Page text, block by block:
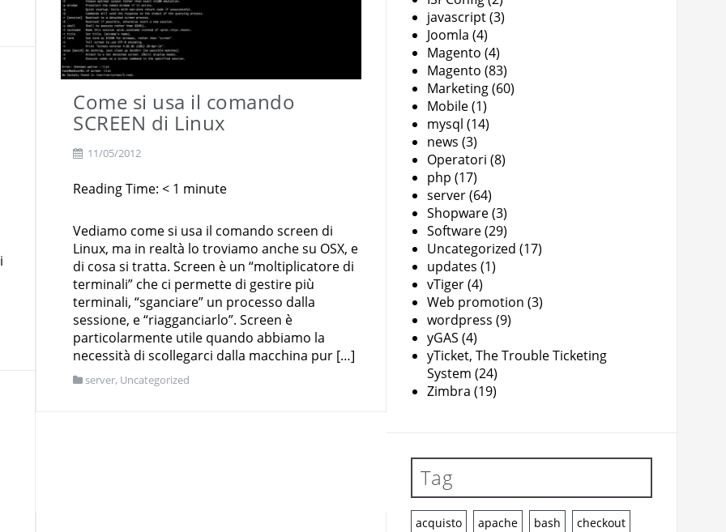
Come si usa il comando
SCREEN di Linux
11/05/2012
Reading Time: < 1 minute
Vediamo come si usa il comando screen di
Linux, ma in realtà lo troviamo anche su OSX, e
di cosa si tratta. Screen è un “moltiplicatore di
terminali” che ci permette di gestire più
terminali, “sganciare” un processo dalla
sessione, e “riagganciarlo”. Screen è
particolarmente utile quando abbiamo la
necessità di scollegarci dalla macchina pur […]
server, Uncategorized
javascript(3)
Joomla (4)
Magento (4)
Magento (83)
Marketing(60)
Mobile(1)
mysql (14)
news (3)
Operatori (8)
php (17)
server(64)
Shopware(3)
Software(29)
Uncategorized (17)
updates (1)
vTiger(4)
Web promotion (3)
wordpress (9)
yGAS (4)
yTicket, The Trouble Ticketing
System (24)
Zimbra (19)
Tag
acquisto apache bash checkout